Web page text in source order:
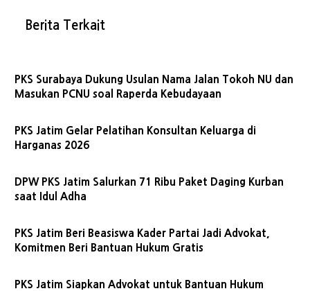
Berita Terkait
PKS Surabaya Dukung Usulan Nama Jalan Tokoh NU dan
Masukan PCNU soal Raperda Kebudayaan
PKS Jatim Gelar Pelatihan Konsultan Keluarga di
Harganas 2026
DPW PKS Jatim Salurkan 71 Ribu Paket Daging Kurban
saat Idul Adha
PKS Jatim Beri Beasiswa Kader Partai Jadi Advokat,
Komitmen Beri Bantuan Hukum Gratis
PKS Jatim Siapkan Advokat untuk Bantuan Hukum